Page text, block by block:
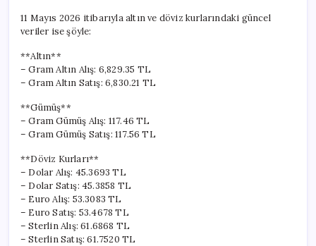
11 Mayıs 2026 itibarıyla altın ve döviz kurlarındaki güncel
veriler ise şöyle:
**Altın**
– Gram Altın Alış: 6,829.35 TL
– Gram Altın Satış: 6,830.21 TL
**Gümüş**
– Gram Gümüş Alış: 117.46 TL
– Gram Gümüş Satış: 117.56 TL
**Döviz Kurları**
– Dolar Alış: 45.3693 TL
– Dolar Satış: 45.3858 TL
– Euro Alış: 53.3083 TL
– Euro Satış: 53.4678 TL
– Sterlin Alış: 61.6868 TL
– Sterlin Satış: 61.7520 TL